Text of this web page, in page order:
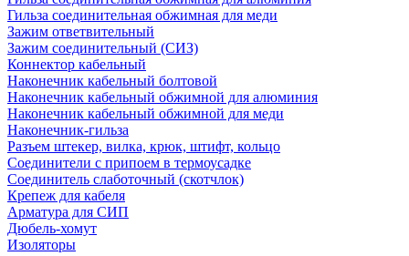
Гильза соединительная обжимная для меди
Зажим ответвительный
Зажим соединительный (СИЗ)
Коннектор кабельный
Наконечник кабельный болтовой
Наконечник кабельный обжимной для алюминия
Наконечник кабельный обжимной для меди
Наконечник-гильза
Разъем штекер, вилка, крюк, штифт, кольцо
Соединители с припоем в термоусадке
Соединитель слаботочный (скотчлок)
Крепеж для кабеля
Арматура для СИП
Дюбель-хомут
Изоляторы